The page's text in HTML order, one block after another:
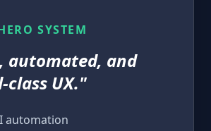
SYSTEM
automated, and
class UX."
automation